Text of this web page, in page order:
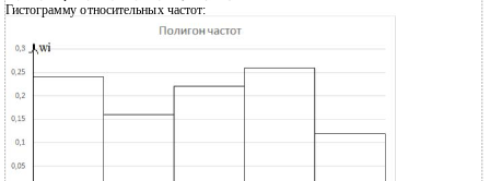
Гистограмму относительных частот: